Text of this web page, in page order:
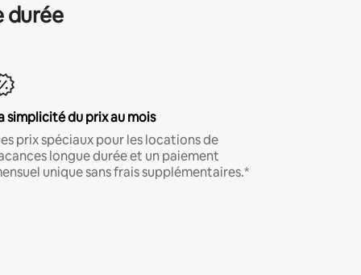
durée
simplicité du prix au mois
prix spéciaux pour les locations de
longue durée et un paiement
unique sans frais supplémentaires.*